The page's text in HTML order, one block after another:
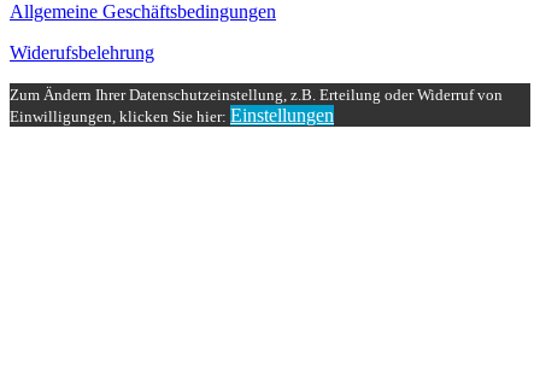
Allgemeine Geschäftsbedingungen
Widerufsbelehrung
Zum Ändern Ihrer Datenschutzeinstellung, z.B. Erteilung oder Widerruf von
Einwilligungen, klicken Sie hier: Einstellungen